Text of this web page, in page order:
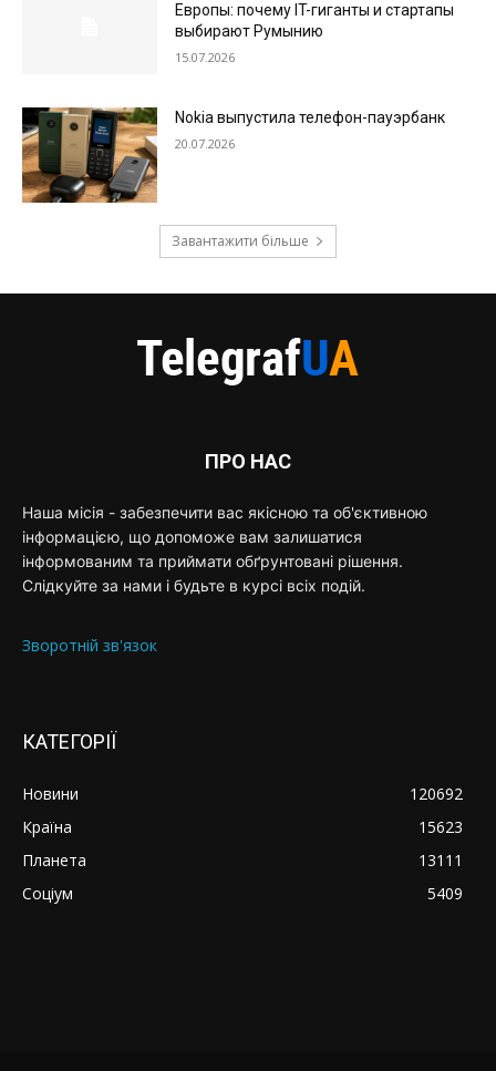
Европы: почему IT-гиганты и стартапы
выбирают Румынию
15.07.2026
Nokia выпустила телефон-пауэрбанк
20.07.2026
Завантажити більше
ПРО НАС
Наша місія - забезпечити вас якісною та об'єктивною
інформацією, що допоможе вам залишатися
інформованим та приймати обґрунтовані рішення.
Слідкуйте за нами і будьте в курсі всіх подій.
Зворотній зв'язок
КАТЕГОРІЇ
Новини
120692
Країна
15623
Планета
13111
Соціум
5409